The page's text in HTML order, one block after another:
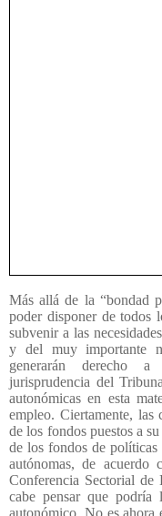
Más allá de la “bondad
poder disponer de todos
subvenir a las
y del muy importante
generarán derecho a
jurisprudencia del
autonómicas en esta
empleo. Ciertamente, las
de los fondos puestos a
de los fondos de políticas
autónomas, de
Conferencia Sectorial
cabe pensar que podría
autonómico. No es ahora